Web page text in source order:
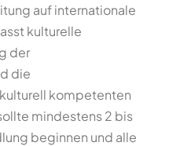
auf internationale
kulturelle
der
die
kompetenten
mindestens 2 bis
beginnen und alle